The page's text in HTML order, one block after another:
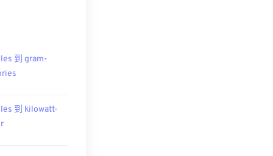
到 gram-
到 kilowatt-